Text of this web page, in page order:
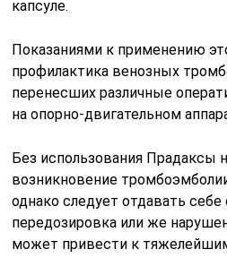
капсуле.
Показаниями к применению
профилактика венозных
перенесших различные
на опорно-двигательном
Без использования Прадаксы
возникновение
однако следует отдавать
передозировка или же
может привести к